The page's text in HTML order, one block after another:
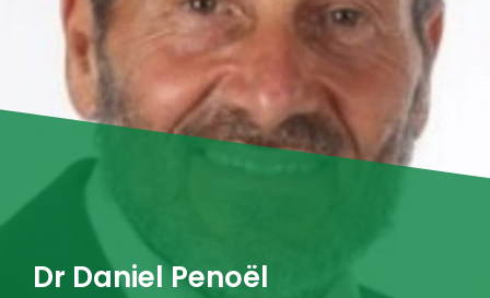
Dr Daniel Penoël